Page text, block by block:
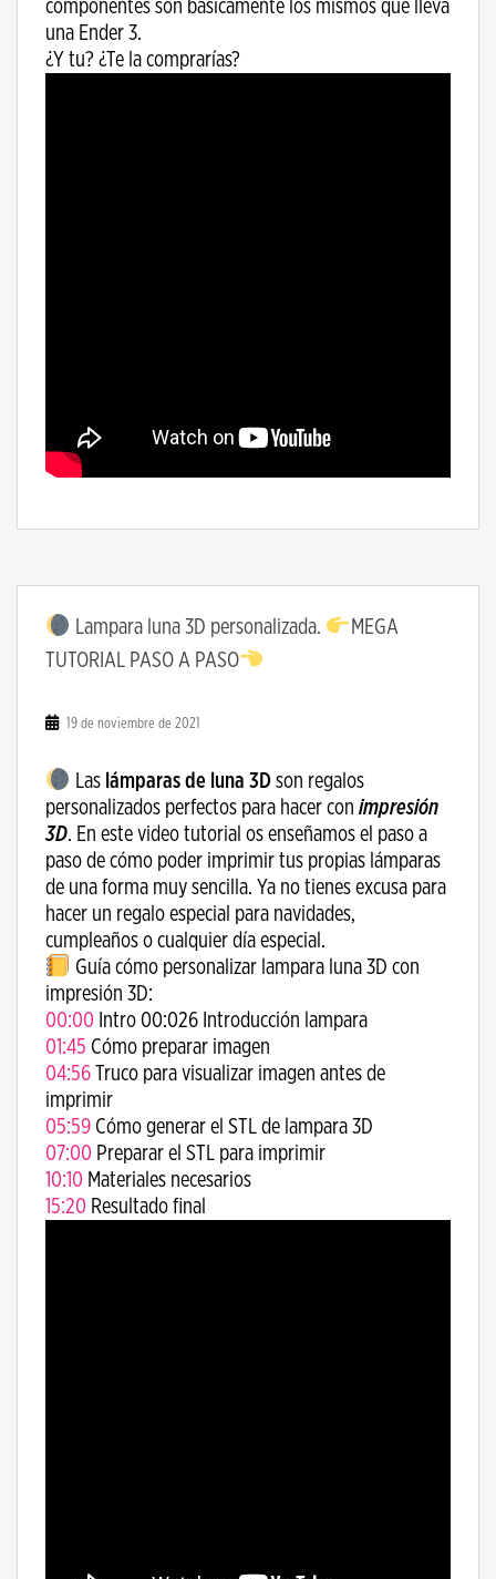
componentes son básicamente los mismos que lleva
una Ender 3.
¿Y tu? ¿Te la comprarías?
Lampara luna 3D personalizada.
MEGA
TUTORIAL PASO A PASO
19 de noviembre de 2021
Las lámparas de luna 3Dson regalos
personalizados perfectos para hacer con impresión
3D. En este video tutorial os enseñamos el paso a
paso de cómo poder imprimir tus propias lámparas
de una forma muy sencilla. Ya no tienes excusa para
hacer un regalo especial para navidades,
cumpleaños o cualquier día especial.
Guía cómo personalizar lampara luna 3D con
impresión 3D:
00:00 Intro 00:026 Introducción lampara
01:45 Cómo preparar imagen
04:56 Truco para visualizar imagen antes de
imprimir
05:59 Cómo generar el STL de lampara 3D
07:00 Preparar el STL para imprimir
10:10 Materiales necesarios
15:20 Resultado final